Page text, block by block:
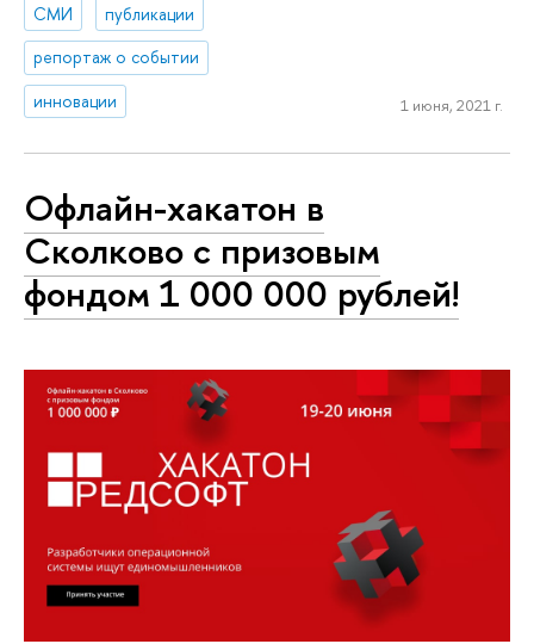
СМИ
публикации
репортаж о событии
инновации
1 июня, 2021 г.
Офлайн-хакатон в
Сколково с призовым
фондом 1 000 000 рублей!